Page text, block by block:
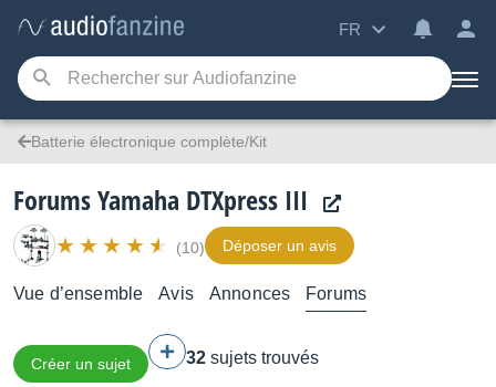
FR
Batterie électronique complète/Kit
Forums Yamaha DTXpress III
(10) Déposer un avis
Vue d’ensemble Avis Annonces Forums
Créer un sujet 32 sujets trouvés